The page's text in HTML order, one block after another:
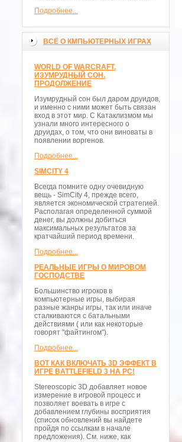
Подробнее...
ВСЁ О КМПЬЮТЕРНЫХ ИГРАХ
WORLD OF WARCRAFT.
ИЗУМРУДНЫЙ СОН.
ПРОДОЛЖЕНИЕ
Изумрудный сон был даром друидов,
и именно с ними может быть связан
вход в этот мир. С Катаклизмом мы
узнали много интересного о
друидах, о том, что они виноваты в
появлении воргенов.
Подробнее...
SIMCITY 4
Всегда помните одну очевидную
вещь - SimCity 4, прежде всего,
является экономической стратегией.
Располагая определенной суммой
денег, вы должны добиться
максимальных результатов за
кратчайший период времени.
Подробнее...
РЕАЛЬНЫЕ ИГРЫ О МИРОВОМ
ГОСПОДСТВЕ
Большинство игроков в
компьютерные игры, выбирая
разные жанры игры, так или иначе
сталкиваются с батальными
действиями ( или как некоторые
говорят "файтингом").
Подробнее...
ВОТ КАК ВКЛЮЧАТЬ 3D ЭФФЕКТ В
ИГРЕ BATTLEFIELD 3 НА PC!
Stereoscopic 3D добавляет новое
измерение в игровой процесс и
позволяет воевать в игре с
добавлением глубины восприятия
(список обновлений вы найдете
пройдя по ссылкам в начале
предложения). См. ниже, как